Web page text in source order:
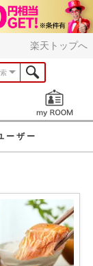
楽天トップへ
お知らせ
ーザー